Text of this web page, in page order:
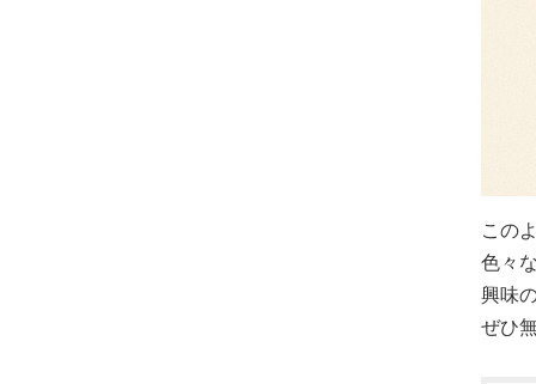
この
色々
興味
ぜひ